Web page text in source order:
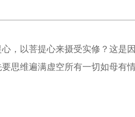
，以菩提心来摄受实修？这是
思维遍满虚空所有一切如母有